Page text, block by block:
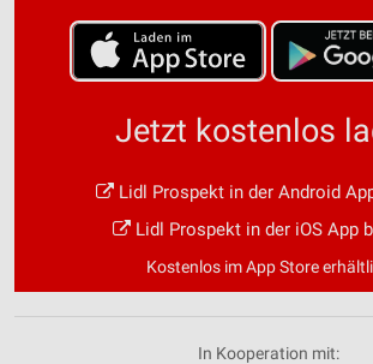
Jetzt kostenlos
Lidl Prospekt in der Android
Lidl Prospekt in der iOS App
Kostenlos im App Store
In Kooperation mit: